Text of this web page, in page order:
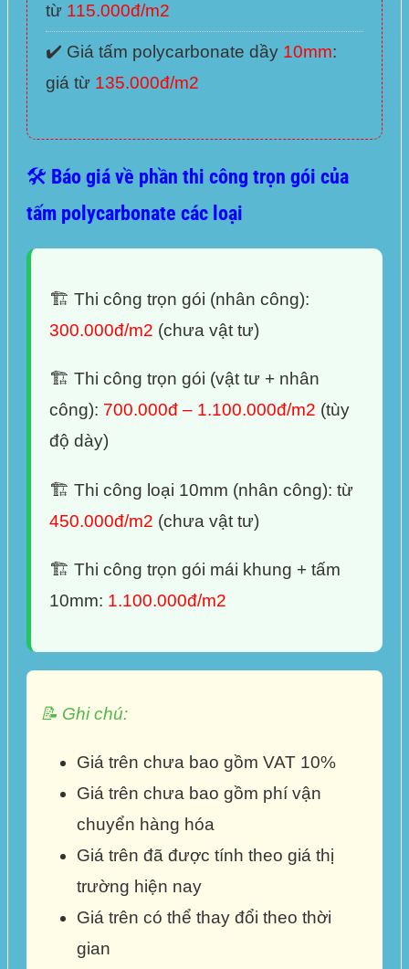
từ 115.000đ/m2
✔️ Giá tấm polycarbonate dầy 10mm:
giá từ 135.000đ/m2
🛠️ Báo giá về phần thi công trọn gói của
tấm polycarbonate các loại
🏗️ Thi công trọn gói (nhân công):
300.000đ/m2 (chưa vật tư)
🏗️ Thi công trọn gói (vật tư + nhân
công): 700.000đ – 1.100.000đ/m2 (tùy
độ dày)
🏗️ Thi công loại 10mm (nhân công): từ
450.000đ/m2 (chưa vật tư)
🏗️ Thi công trọn gói mái khung + tấm
10mm: 1.100.000đ/m2
📝 Ghi chú:
Giá trên chưa bao gồm VAT 10%
Giá trên chưa bao gồm phí vận
chuyển hàng hóa
Giá trên đã được tính theo giá thị
trường hiện nay
Giá trên có thể thay đổi theo thời
gian